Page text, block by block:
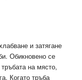
и затягане
Обикновено се
на място,
Когато тръба